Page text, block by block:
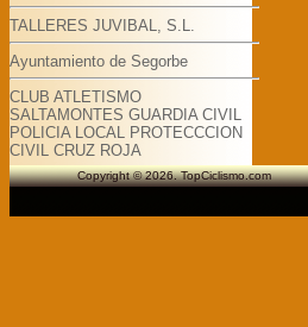
TALLERES JUVIBAL, S.L.
Ayuntamiento de Segorbe
CLUB ATLETISMO
SALTAMONTES GUARDIA CIVIL
POLICIA LOCAL PROTECCCION
CIVIL CRUZ ROJA
Copyright © 2026.